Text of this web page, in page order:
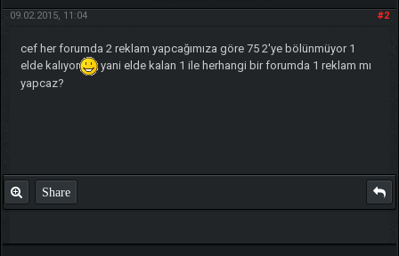
#2
09.02.2015, 11:04
cef her forumda 2 reklam yapcağımıza göre 75 2'ye bölünmüyor 1
elde kalıyor
yani elde kalan 1 ile herhangi bir forumda 1 reklam mı
yapcaz?
Share